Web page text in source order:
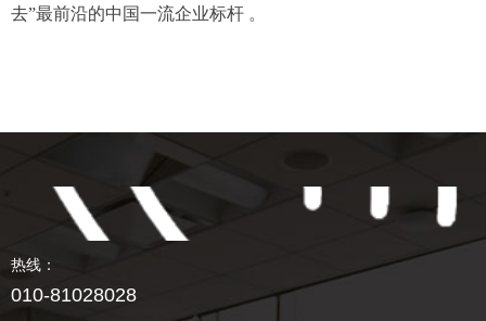
去”最前沿的中国一流企业标杆 。
热线：
010-81028028